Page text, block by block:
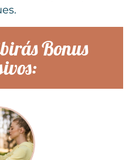
Bonus